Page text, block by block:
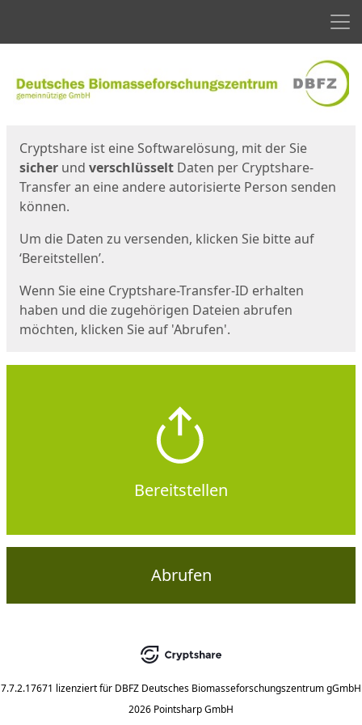
Cryptshare ist eine Softwarelösung, mit der Sie
sicher und verschlüsselt Daten per Cryptshare-
Transfer an eine andere autorisierte Person senden
können.
Um die Daten zu versenden, klicken Sie bitte auf
‘Bereitstellen’.
Wenn Sie eine Cryptshare-Transfer-ID erhalten
haben und die zugehörigen Dateien abrufen
möchten, klicken Sie auf 'Abrufen'.
Bereitstellen
Abrufen
7.7.2.17671 lizenziert für DBFZ Deutsches Biomasseforschungszentrum gGmbH
2026 Pointsharp GmbH